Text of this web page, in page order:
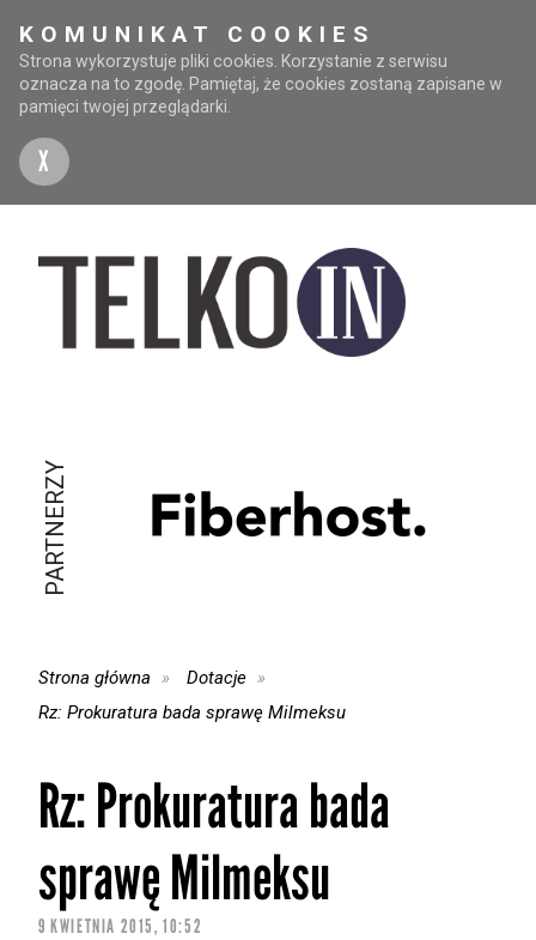
KOMUNIKAT COOKIES
Strona wykorzystuje pliki cookies. Korzystanie z serwisu
oznacza na to zgodę. Pamiętaj, że cookies zostaną zapisane w
pamięci twojej przeglądarki.
X
PARTNERZY
Strona główna
Dotacje
Rz: Prokuratura bada sprawę Milmeksu
Rz: Prokuratura bada
sprawę Milmeksu
9 KWIETNIA 2015, 10:52